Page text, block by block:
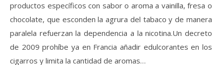
productos específicos con sabor o aroma a vainilla, fresa o
chocolate, que esconden la agrura del tabaco y de manera
paralela refuerzan la dependencia a la nicotina.Un decreto
de 2009 prohíbe ya en Francia añadir edulcorantes en los
cigarros y limita la cantidad de aromas…